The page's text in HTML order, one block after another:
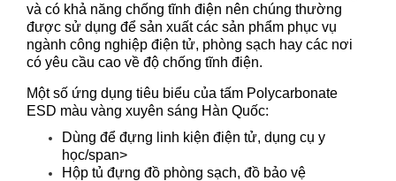
và có khả năng chống tĩnh điện nên chúng thường
được sử dụng để sản xuất các sản phẩm phục vụ
ngành công nghiệp điện tử, phòng sạch hay các nơi
có yêu cầu cao về độ chống tĩnh điện.
Một số ứng dụng tiêu biểu của tấm Polycarbonate
ESD màu vàng xuyên sáng Hàn Quốc:
Dùng để đựng linh kiện điện tử, dụng cụ y
học/span>
Hộp tủ đựng đồ phòng sạch, đồ bảo vệ